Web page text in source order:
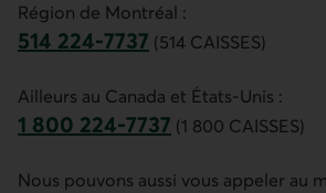
Région de Montréal :
514 224-7737 (514 CAISSES)
Ailleurs au Canada et États-Unis :
1 800 224-7737 (1 800 CAISSES)
Nous pouvons aussi vous appeler au